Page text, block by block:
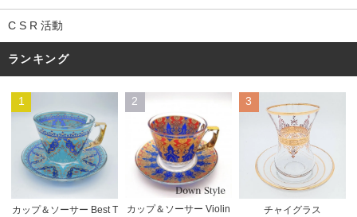
C S R 活動
ランキング
1
カップ＆ソーサー Best T
2
カップ＆ソーサー Violin
3
チャイグラス